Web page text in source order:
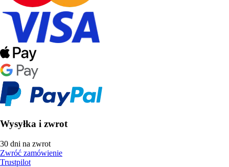
Wysyłka i zwrot
30 dni na zwrot
Zwróć zamówienie
Trustpilot